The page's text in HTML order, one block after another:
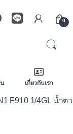
0
เกี่ยวกับเรา
F910 1/4GL น้ำต